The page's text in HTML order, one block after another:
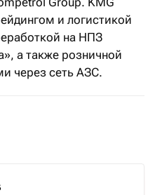
и логистикой
на НПЗ
а также розничной
через сеть АЗС.